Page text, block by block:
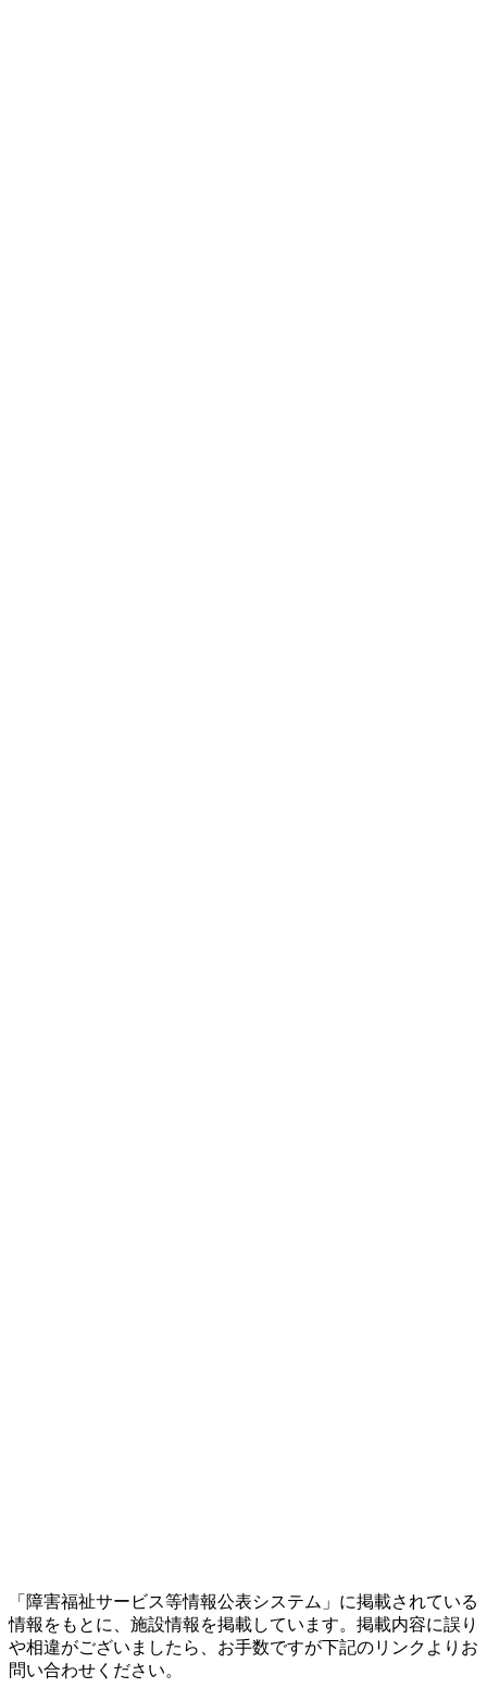
「障害福祉サービス等情報公表システム」に掲載されている
情報をもとに、施設情報を掲載しています。掲載内容に誤り
や相違がございましたら、お手数ですが下記のリンクよりお
問い合わせください。